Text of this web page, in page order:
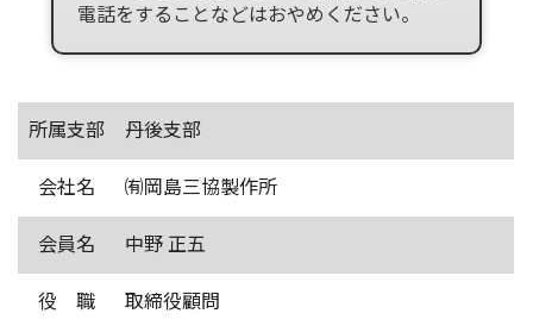
電話をすることなどはおやめください。
所属支部 丹後支部
会社名 ㈲岡島三協製作所
会員名 中野 正五
役 職 取締役顧問